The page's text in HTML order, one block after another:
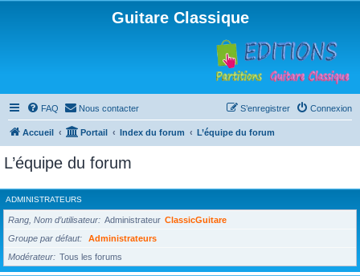
Guitare Classique
FAQ Nous contacter Connexion
S’enregistrer
Accueil Portail Index du forum L’équipe du forum
L’équipe du forum
ADMINISTRATEURS
Rang, Nom d’utilisateur Administrateur ClassicGuitare
Groupe par défaut
Administrateurs
Modérateur
Tous les forums